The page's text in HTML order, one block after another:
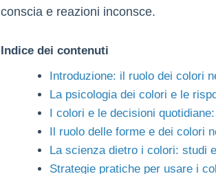
conscia e reazioni inconsce.
Indice dei contenuti
Introduzione: il ruolo dei colori
La psicologia dei colori e le
I colori e le decisioni
Il ruolo delle forme e dei colori
La scienza dietro i colori: studi
Strategie pratiche per usare i